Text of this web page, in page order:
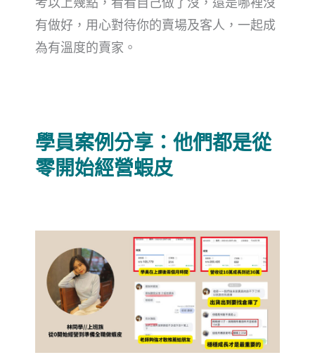
考以上幾點，看看自己做了沒，還是哪裡沒
有做好，用心對待你的賣場及客人，一起成
為有溫度的賣家。
學員案例分享：他們都是從
零開始經營蝦皮